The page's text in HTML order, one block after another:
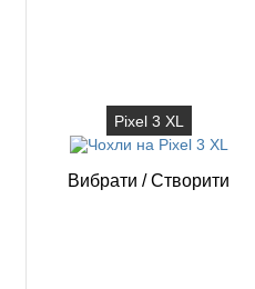
Pixel 3 XL
Вибрати /Створити